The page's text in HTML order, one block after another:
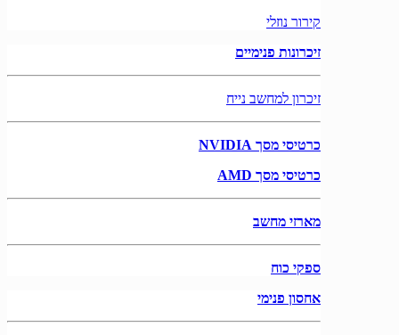
קירור נוזלי
זיכרונות פנימיים
זיכרון למחשב נייח
כרטיסי מסך NVIDIA
כרטיסי מסך AMD
מארזי מחשב
ספקי כוח
אחסון פנימי